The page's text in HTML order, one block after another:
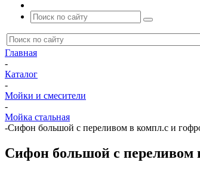
Главная
-
Каталог
-
Мойки и смесители
-
Мойка стальная
-Сифон большой с переливом в компл.с и
Сифон большой с переливом